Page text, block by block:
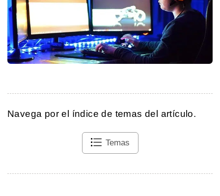
Navega por el índice de temas del artículo.
Temas